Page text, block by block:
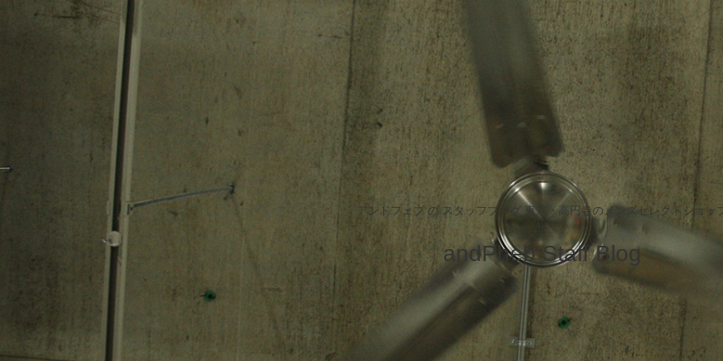
アンドフェブ の スタッフブログ 東京・高円寺のメンズセレクトショッ
andPheb Staff Blog